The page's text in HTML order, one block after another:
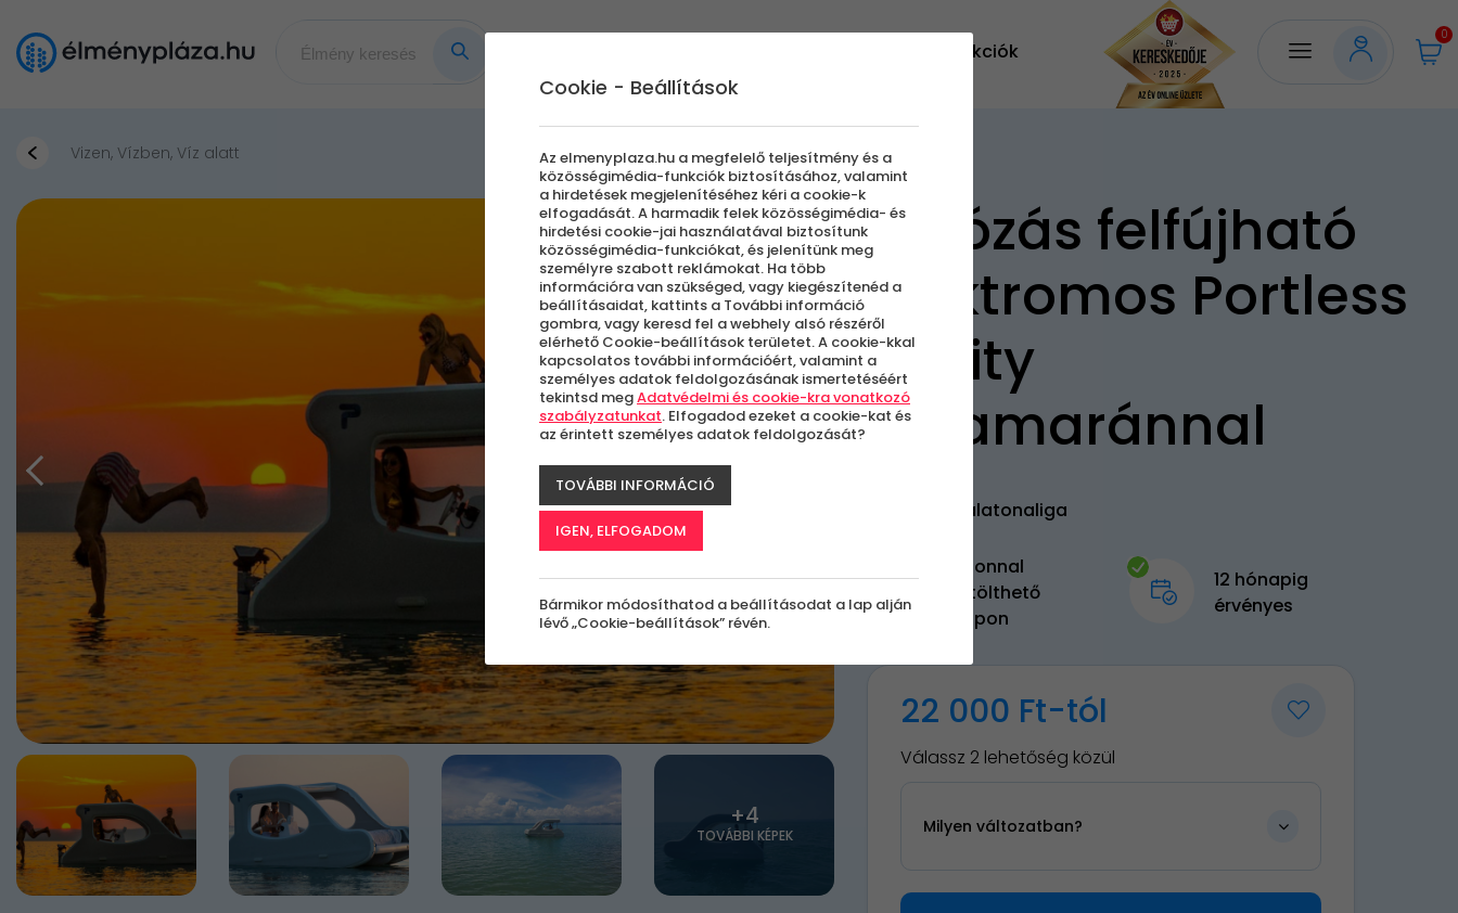
Akciók
0
Vizen, Vízben, Víz alatt
+4
TOVÁBBI KÉPEK
Hajózás felfújható
elektromos Portless
Trinity
katamaránnal
Balatonaliga
Azonnal
letölthető
kupon
12 hónapig
érvényes
22 000 Ft-tól
Válassz 2 lehetőség közül
Milyen változatban?
Cookie - Beállítások
Az elmenyplaza.hu a megfelelő teljesítmény és a
közösségimédia-funkciók biztosításához, valamint
a hirdetések megjelenítéséhez kéri a cookie-k
elfogadását. A harmadik felek közösségimédia- és
hirdetési cookie-jai használatával biztosítunk
közösségimédia-funkciókat, és jelenítünk meg
személyre szabott reklámokat. Ha több
információra van szükséged, vagy kiegészítenéd a
beállításaidat, kattints a További információ
gombra, vagy keresd fel a webhely alsó részéről
elérhető Cookie-beállítások területet. A cookie-kkal
kapcsolatos további információért, valamint a
személyes adatok feldolgozásának ismertetéséért
tekintsd megAdatvédelmi és cookie-kra vonatkozó
szabályzatunkat. Elfogadod ezeket a cookie-kat és
az érintett személyes adatok feldolgozását?
TOVÁBBI INFORMÁCIÓ
IGEN, ELFOGADOM
Bármikor módosíthatod a beállításodat a lap alján
lévő „Cookie-beállítások” révén.